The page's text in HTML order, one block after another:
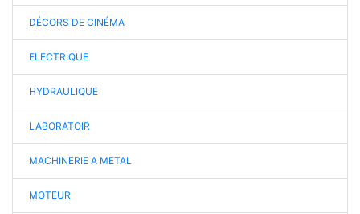
DÉCORS DE CINÉMA
ELECTRIQUE
HYDRAULIQUE
LABORATOIR
MACHINERIE A METAL
MOTEUR